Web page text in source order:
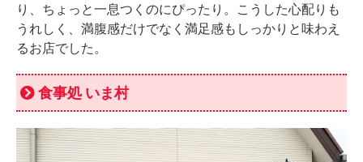
り、ちょっと一息つくのにぴったり。こうした心配りも
うれしく、満腹感だけでなく満足感もしっかりと味わえ
るお店でした。
食事処 いま村